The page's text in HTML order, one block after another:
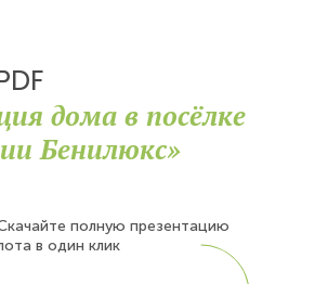
дома в посёлке
Бенилюкс»
полную презентацию
в один клик